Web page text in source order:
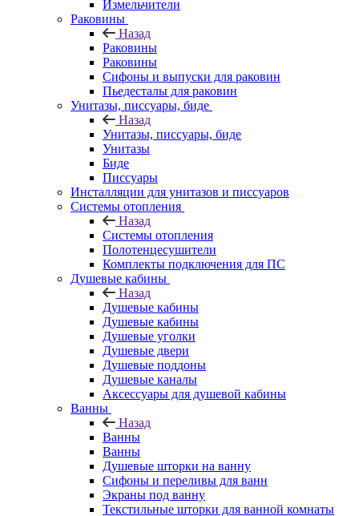
Измельчители
Раковины
Назад
Раковины
Раковины
Сифоны и выпуски для раковин
Пьедесталы для раковин
Унитазы, писсуары, биде
Назад
Унитазы, писсуары, биде
Унитазы
Биде
Писсуары
Инсталляции для унитазов и писсуаров
Системы отопления
Назад
Системы отопления
Полотенцесушители
Комплекты подключения для ПС
Душевые кабины
Назад
Душевые кабины
Душевые кабины
Душевые уголки
Душевые двери
Душевые поддоны
Душевые каналы
Аксессуары для душевой кабины
Ванны
Назад
Ванны
Ванны
Душевые шторки на ванну
Сифоны и переливы для ванн
Экраны под ванну
Текстильные шторки для ванной комнаты